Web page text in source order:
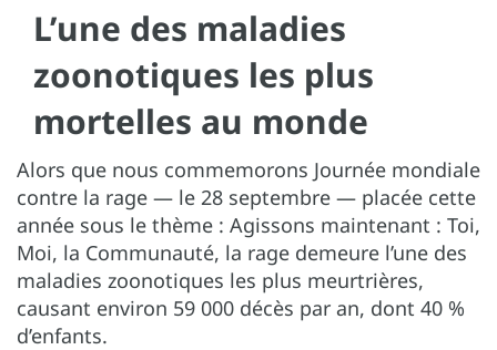
L’une des maladies
zoonotiques les plus
mortelles au monde
Alors que nous commemorons Journée mondiale
contre la rage — le 28 septembre — placée cette
année sous le thème : Agissons maintenant : Toi,
Moi, la Communauté, la rage demeure l’une des
maladies zoonotiques les plus meurtrières,
causant environ 59 000 décès par an, dont 40 %
d’enfants.